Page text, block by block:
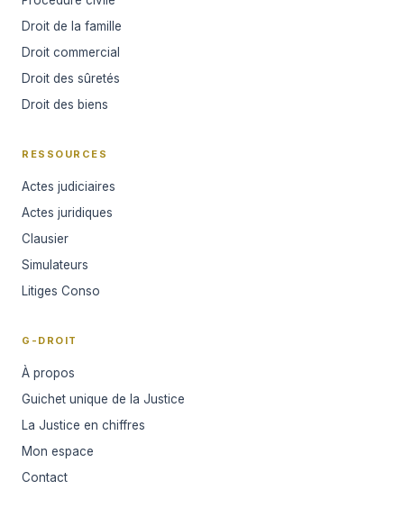
Droit de la famille
Droit commercial
Droit des sûretés
Droit des biens
RESSOURCES
Actes judiciaires
Actes juridiques
Clausier
Simulateurs
Litiges Conso
G-DROIT
À propos
Guichet unique de la Justice
La Justice en chiffres
Mon espace
Contact